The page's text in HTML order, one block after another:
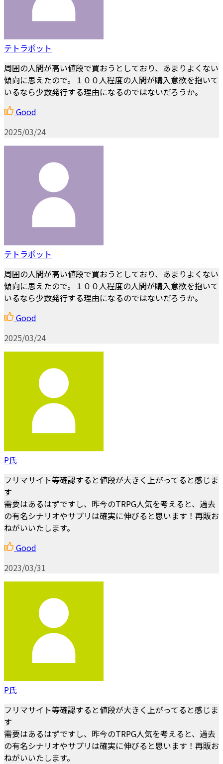
テトラポット
周囲の人間が高い値段で買おうとしており、あまりよくない
傾向に思えたので。１００人程度の人間が購入意欲を抱いて
いるなら少数発行する理由になるのではないだろうか。
Good
2025/03/24
テトラポット
周囲の人間が高い値段で買おうとしており、あまりよくない
傾向に思えたので。１００人程度の人間が購入意欲を抱いて
いるなら少数発行する理由になるのではないだろうか。
Good
2025/03/24
P氏
フリマサイト等確認すると値段が大きく上がってると感じま
す
需要はあるはずですし、昨今のTRPG人気を考えると、過去
の有名シナリオやサプリは確実に伸びると思います！再販お
ねがいいたします。
Good
2023/03/31
P氏
フリマサイト等確認すると値段が大きく上がってると感じま
す
需要はあるはずですし、昨今のTRPG人気を考えると、過去
の有名シナリオやサプリは確実に伸びると思います！再販お
ねがいいたします。